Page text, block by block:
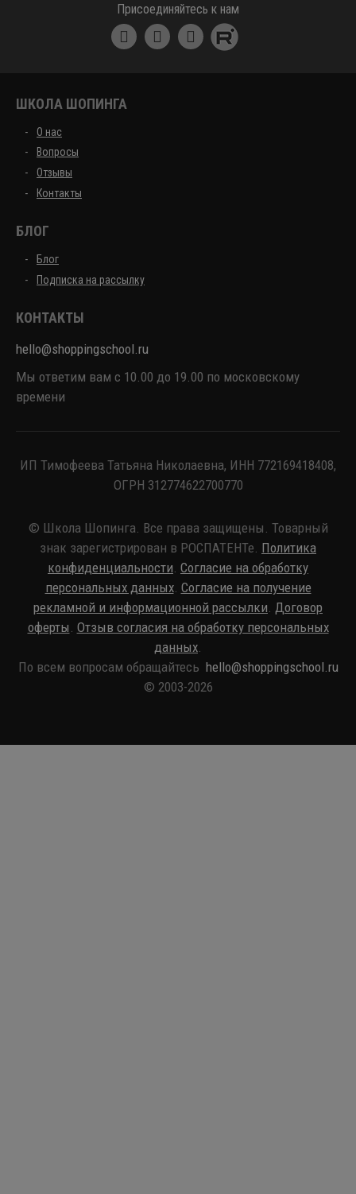
Присоединяйтесь к нам
ШКОЛА ШОПИНГА
О нас
Вопросы
Отзывы
Контакты
БЛОГ
Блог
Подписка на рассылку
КОНТАКТЫ
hello@shoppingschool.ru
Мы ответим вам с 10.00 до 19.00 по московскому
времени
ИП Тимофеева Татьяна Николаевна, ИНН 772169418408,
ОГРН 312774622700770
© Школа Шопинга. Все права защищены. Товарный
знак зарегистрирован в РОСПАТЕНТе. Политика
конфиденциальности. Согласие на обработку
персональных данных. Согласие на получение
рекламной и информационной рассылки. Договор
оферты . Отзыв согласия на обработку персональных
данных.
По всем вопросам обращайтесь hello@shoppingschool.ru
© 2003-2026